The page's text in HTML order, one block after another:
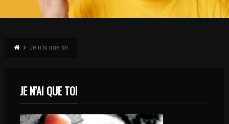
Je n'ai que toi
JE N’AI QUE TOI